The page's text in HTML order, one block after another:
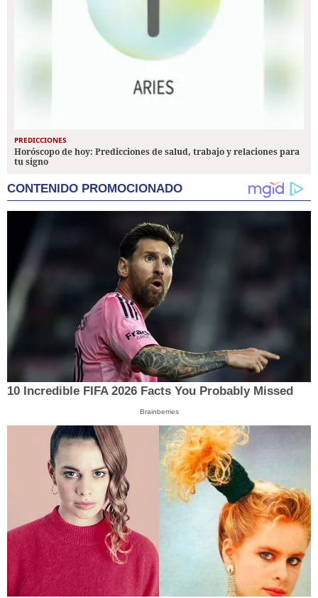
PREDICCIONES
Horóscopo de hoy: Predicciones de salud, trabajo y relaciones para
tu signo
CONTENIDO PROMOCIONADO
10 Incredible FIFA 2026 Facts You Probably Missed
Brainberries